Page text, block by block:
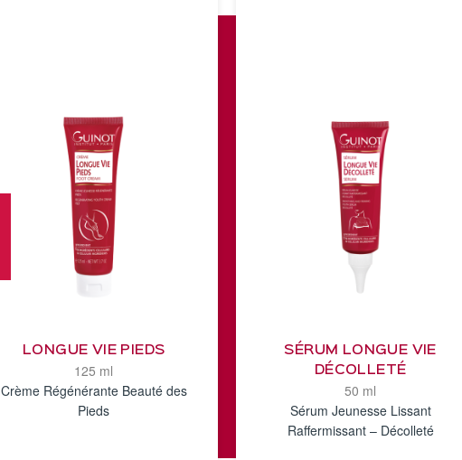
LONGUE VIE PIEDS
125 ml
Crème Régénérante Beauté des
Pieds
SÉRUM LONGUE VIE
DÉCOLLETÉ
50 ml
Sérum Jeunesse Lissant
Raffermissant – Décolleté